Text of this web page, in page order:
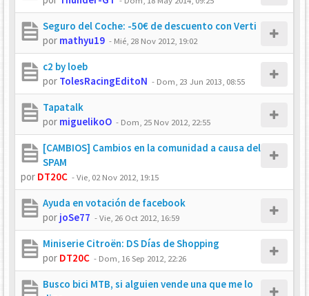
Seguro del Coche: -50€ de descuento con Verti
por mathyu19 - Mié, 28 Nov 2012, 19:02
c2 by loeb
por TolesRacingEditoN - Dom, 23 Jun 2013, 08:55
Tapatalk
por miguelikoO - Dom, 25 Nov 2012, 22:55
[CAMBIOS] Cambios en la comunidad a causa del
SPAM
por DT20C -Vie, 02 Nov 2012, 19:15
Ayuda en votación de facebook
por joSe77 -Vie, 26 Oct 2012, 16:59
Miniserie Citroën: DS Días de Shopping
por DT20C - Dom, 16 Sep 2012, 22:26
Busco bici MTB, si alguien vende una que me lo